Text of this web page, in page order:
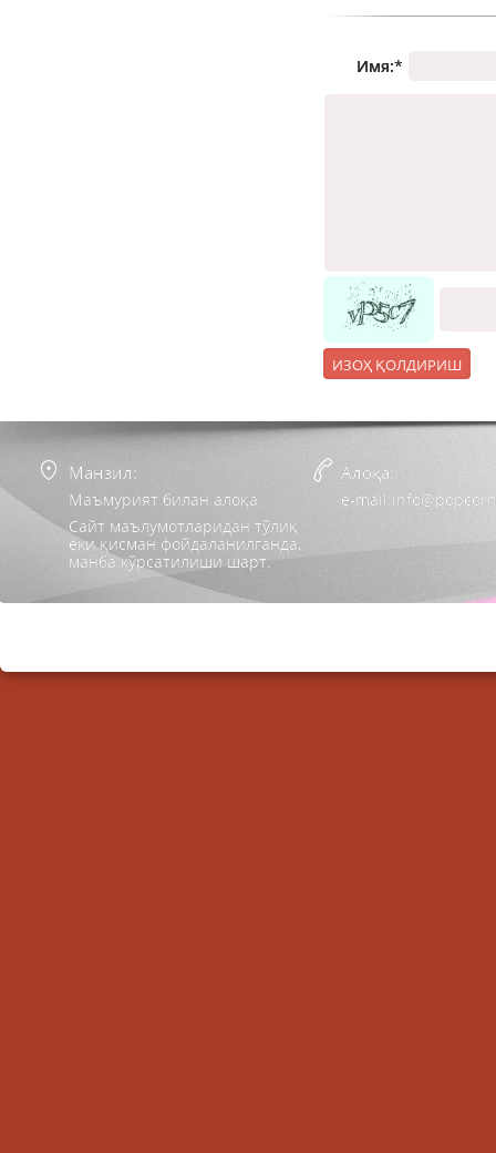
Имя:*
Манзил:
Маъмурият билан алоқа
Сайт маълумотларидан тўлиқ
ёки қисман фойдаланилганда,
манба кўрсатилиши шарт.
Алоқа:
e-